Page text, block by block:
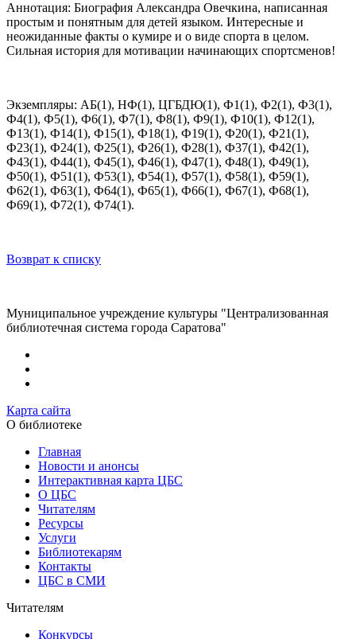
Аннотация: Биография Александра Овечкина, написанная
простым и понятным для детей языком. Интересные и
неожиданные факты о кумире и о виде спорта в целом.
Сильная история для мотивации начинающих спортсменов!
Экземпляры: АБ(1), НФ(1), ЦГБДЮ(1), Ф1(1), Ф2(1), Ф3(1),
Ф4(1), Ф5(1), Ф6(1), Ф7(1), Ф8(1), Ф9(1), Ф10(1), Ф12(1),
Ф13(1), Ф14(1), Ф15(1), Ф18(1), Ф19(1), Ф20(1), Ф21(1),
Ф23(1), Ф24(1), Ф25(1), Ф26(1), Ф28(1), Ф37(1), Ф42(1),
Ф43(1), Ф44(1), Ф45(1), Ф46(1), Ф47(1), Ф48(1), Ф49(1),
Ф50(1), Ф51(1), Ф53(1), Ф54(1), Ф57(1), Ф58(1), Ф59(1),
Ф62(1), Ф63(1), Ф64(1), Ф65(1), Ф66(1), Ф67(1), Ф68(1),
Ф69(1), Ф72(1), Ф74(1).
Возврат к списку
Муниципальное учреждение культуры "Централизованная
библиотечная система города Саратова"
Карта сайта
О библиотеке
Главная
Новости и анонсы
Интерактивная карта ЦБС
О ЦБС
Читателям
Ресурсы
Услуги
Библиотекарям
Контакты
ЦБС в СМИ
Читателям
Конкурсы